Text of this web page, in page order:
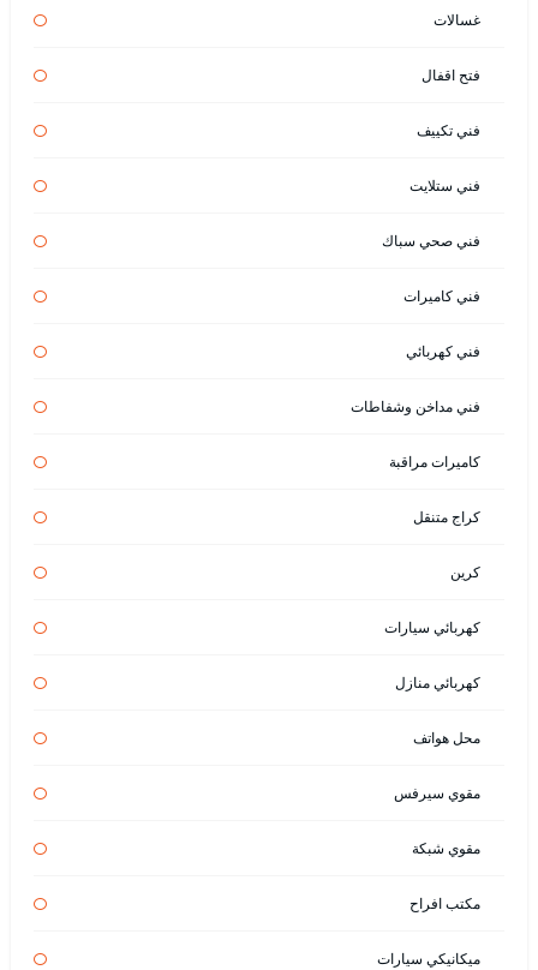
غسالات
فتح اقفال
فني تكييف
فني ستلايت
فني صحي سباك
فني كاميرات
فني كهربائي
فني مداخن وشفاطات
كاميرات مراقبة
كراج متنقل
كرين
كهربائي سيارات
كهربائي منازل
محل هواتف
مقوي سيرفس
مقوي شبكة
مكتب افراح
ميكانيكي سيارات